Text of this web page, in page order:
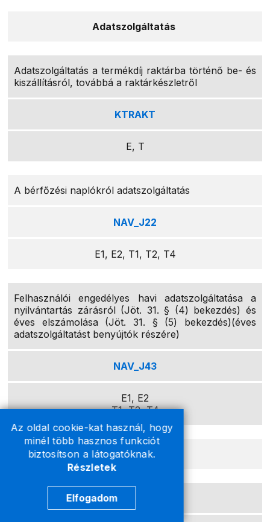
Az oldal cookie-kat használ, hogy
minél több hasznos funkciót
biztosítson a látogatóknak.
Részletek
Elfogadom
Adatszolgáltatás
Adatszolgáltatás a termékdíj raktárba történő be- és
kiszállításról, továbbá a raktárkészletről
KTRAKT
E, T
A bérfőzési naplókról adatszolgáltatás
NAV_J22
E1, E2, T1, T2, T4
Felhasználói engedélyes havi adatszolgáltatása a
nyilvántartás zárásról (Jöt. 31. § (4) bekezdés) és
éves elszámolása (Jöt. 31. § (5) bekezdés)(éves
adatszolgáltatást benyújtók részére)
NAV_J43
E1, E2
T1, T2, T4
Befizetés
Kisvállalati adó előlege